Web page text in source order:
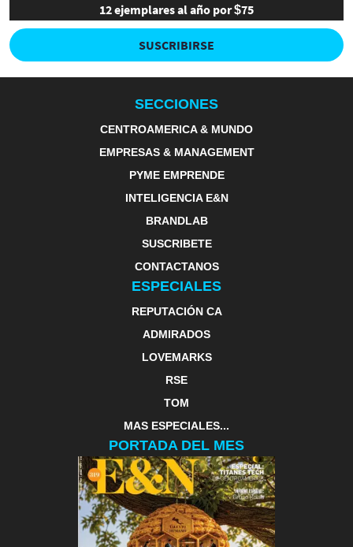
12 ejemplares al año por $75
SUSCRIBIRSE
SECCIONES
CENTROAMERICA & MUNDO
EMPRESAS & MANAGEMENT
PYME EMPRENDE
INTELIGENCIA E&N
BRANDLAB
SUSCRIBETE
CONTACTANOS
ESPECIALES
REPUTACIÓN CA
ADMIRADOS
LOVEMARKS
RSE
TOM
MAS ESPECIALES...
PORTADA DEL MES